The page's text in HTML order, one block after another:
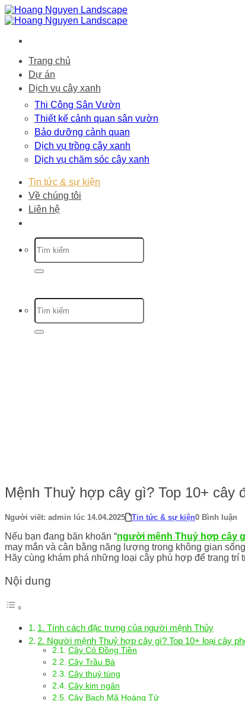
Bỏ
qua
dung
Trang chủ
Dự án
Dịch vụ cây xanh
Thi Công Sân Vườn
Thiết kế cảnh quan sân vườn
Bảo dưỡng cảnh quan
Dịch vụ trồng cây xanh
Dịch vụ chăm sóc cây xanh
Tin tức & sự kiện
Về chúng tôi
Liên hệ
Mệnh Thuỷ hợp cây gì? Top 10+ cây
Người viết: admin lúc 14.04.2025 Tin tức & sự kiện0 Bình luận
Nếu bạn đang băn khoăn “người mệnh Thuỷ hợp cây
may mắn và cân bằng năng lượng trong không gian
Hãy cùng khám phá những loại cây phù hợp để trang
Nội dung
1. Tính cách đặc trưng của người mệnh Thủy
2. Người mệnh Thuỷ hợp cây gì? Top 10+ loại cây
Cây Cỏ Đồng Tiền
Cây Trầu Bà
Cây thuỷ tùng
Cây kim ngân
Cây Bạch Mã Hoàng Tử